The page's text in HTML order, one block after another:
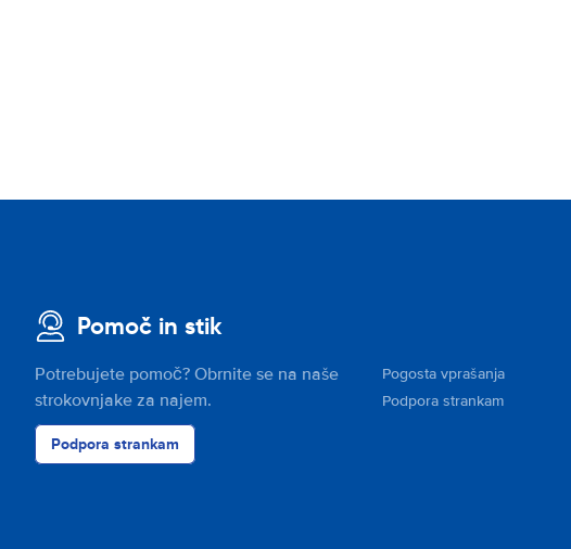
Pomoč in stik
Potrebujete pomoč? Obrnite se na naše
strokovnjake za najem.
Podpora strankam
Pogosta vprašanja
Podpora strankam